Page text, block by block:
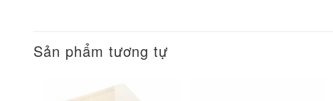
Sản phẩm tương tự